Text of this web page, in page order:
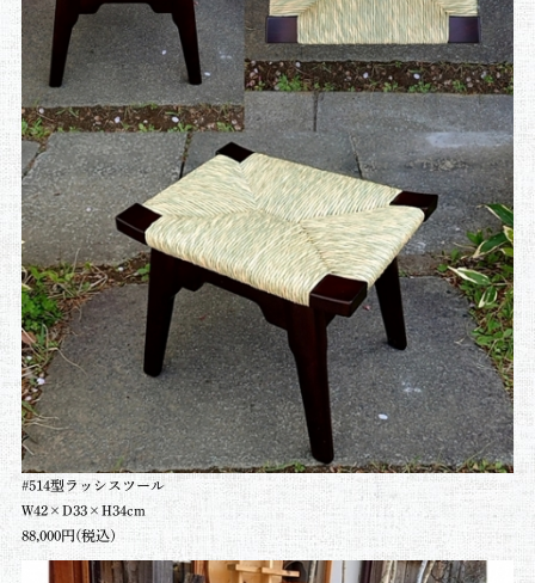
#514型ラッシスツール
W42×D33×H34cm
88,000円(税込)